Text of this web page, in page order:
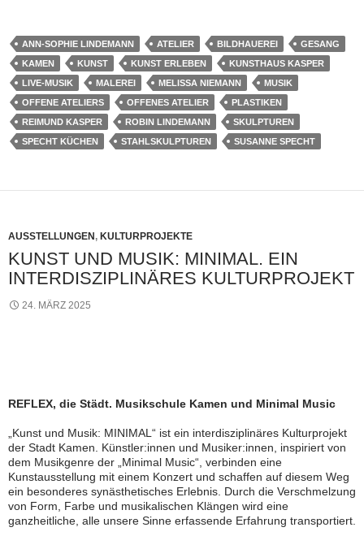
ANN-SOPHIE LINDEMANN ATELIER BILDHAUEREI
GESANG
KAMEN
KUNST KUNST ERLEBEN
KUNSTHAUS KASPER
LIVE-MUSIK
MALEREI MELISSA NIEMANN
MUSIK
OFFENE ATELIERS
OFFENES ATELIER
PLASTIKEN
REIMUND KASPER
ROBIN LINDEMANN
SKULPTUREN
SPECHT KÜCHEN
STAHLSKULPTUREN SUSANNE SPECHT
AUSSTELLUNGEN, KULTURPROJEKTE
KUNST UND MUSIK: MINIMAL. EIN
INTERDISZIPLINÄRES KULTURPROJEKT
24. MÄRZ 2025
REFLEX, die Städt. Musikschule Kamen und Minimal Music
„Kunst und Musik: MINIMAL“ ist ein interdisziplinäres Kulturprojekt
der Stadt Kamen. Künstler:innen und Musiker:innen, inspiriert von
dem Musikgenre der „Minimal Music“, verbinden eine
Kunstausstellung mit einem Konzert und schaffen auf diesem Weg
ein besonderes synästhetisches Erlebnis. Durch die Verschmelzung
von Form, Farbe und musikalischen Klängen wird eine
ganzheitliche, alle unsere Sinne erfassende Erfahrung transportiert.